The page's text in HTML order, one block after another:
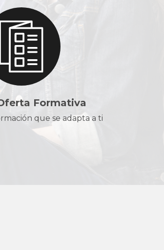
Formativa
que se adapta a ti